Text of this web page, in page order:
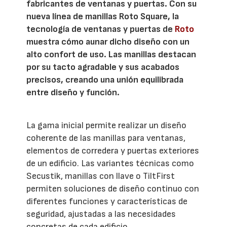
fabricantes de ventanas y puertas. Con su
nueva línea de manillas Roto Square, la
tecnología de ventanas y puertas de Roto
muestra cómo aunar dicho diseño con un
alto confort de uso. Las manillas destacan
por su tacto agradable y sus acabados
precisos, creando una unión equilibrada
entre diseño y función.
La gama inicial permite realizar un diseño
coherente de las manillas para ventanas,
elementos de corredera y puertas exteriores
de un edificio. Las variantes técnicas como
Secustik, manillas con llave o TiltFirst
permiten soluciones de diseño continuo con
diferentes funciones y características de
seguridad, ajustadas a las necesidades